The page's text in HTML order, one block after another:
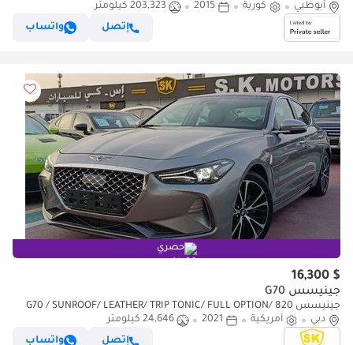
أبوظبي
كورية 2015
203,323 كيلومتر
إتصل
واتساب
حصري
$ 16,300
جينيسس G70
جينيسس G70 / SUNROOF/ LEATHER/ TRIP TONIC/ FULL OPTION/ 820
MONTHLY / LOT#72947
دبي أمريكية 2021
24,646 كيلومتر
إتصل
واتساب